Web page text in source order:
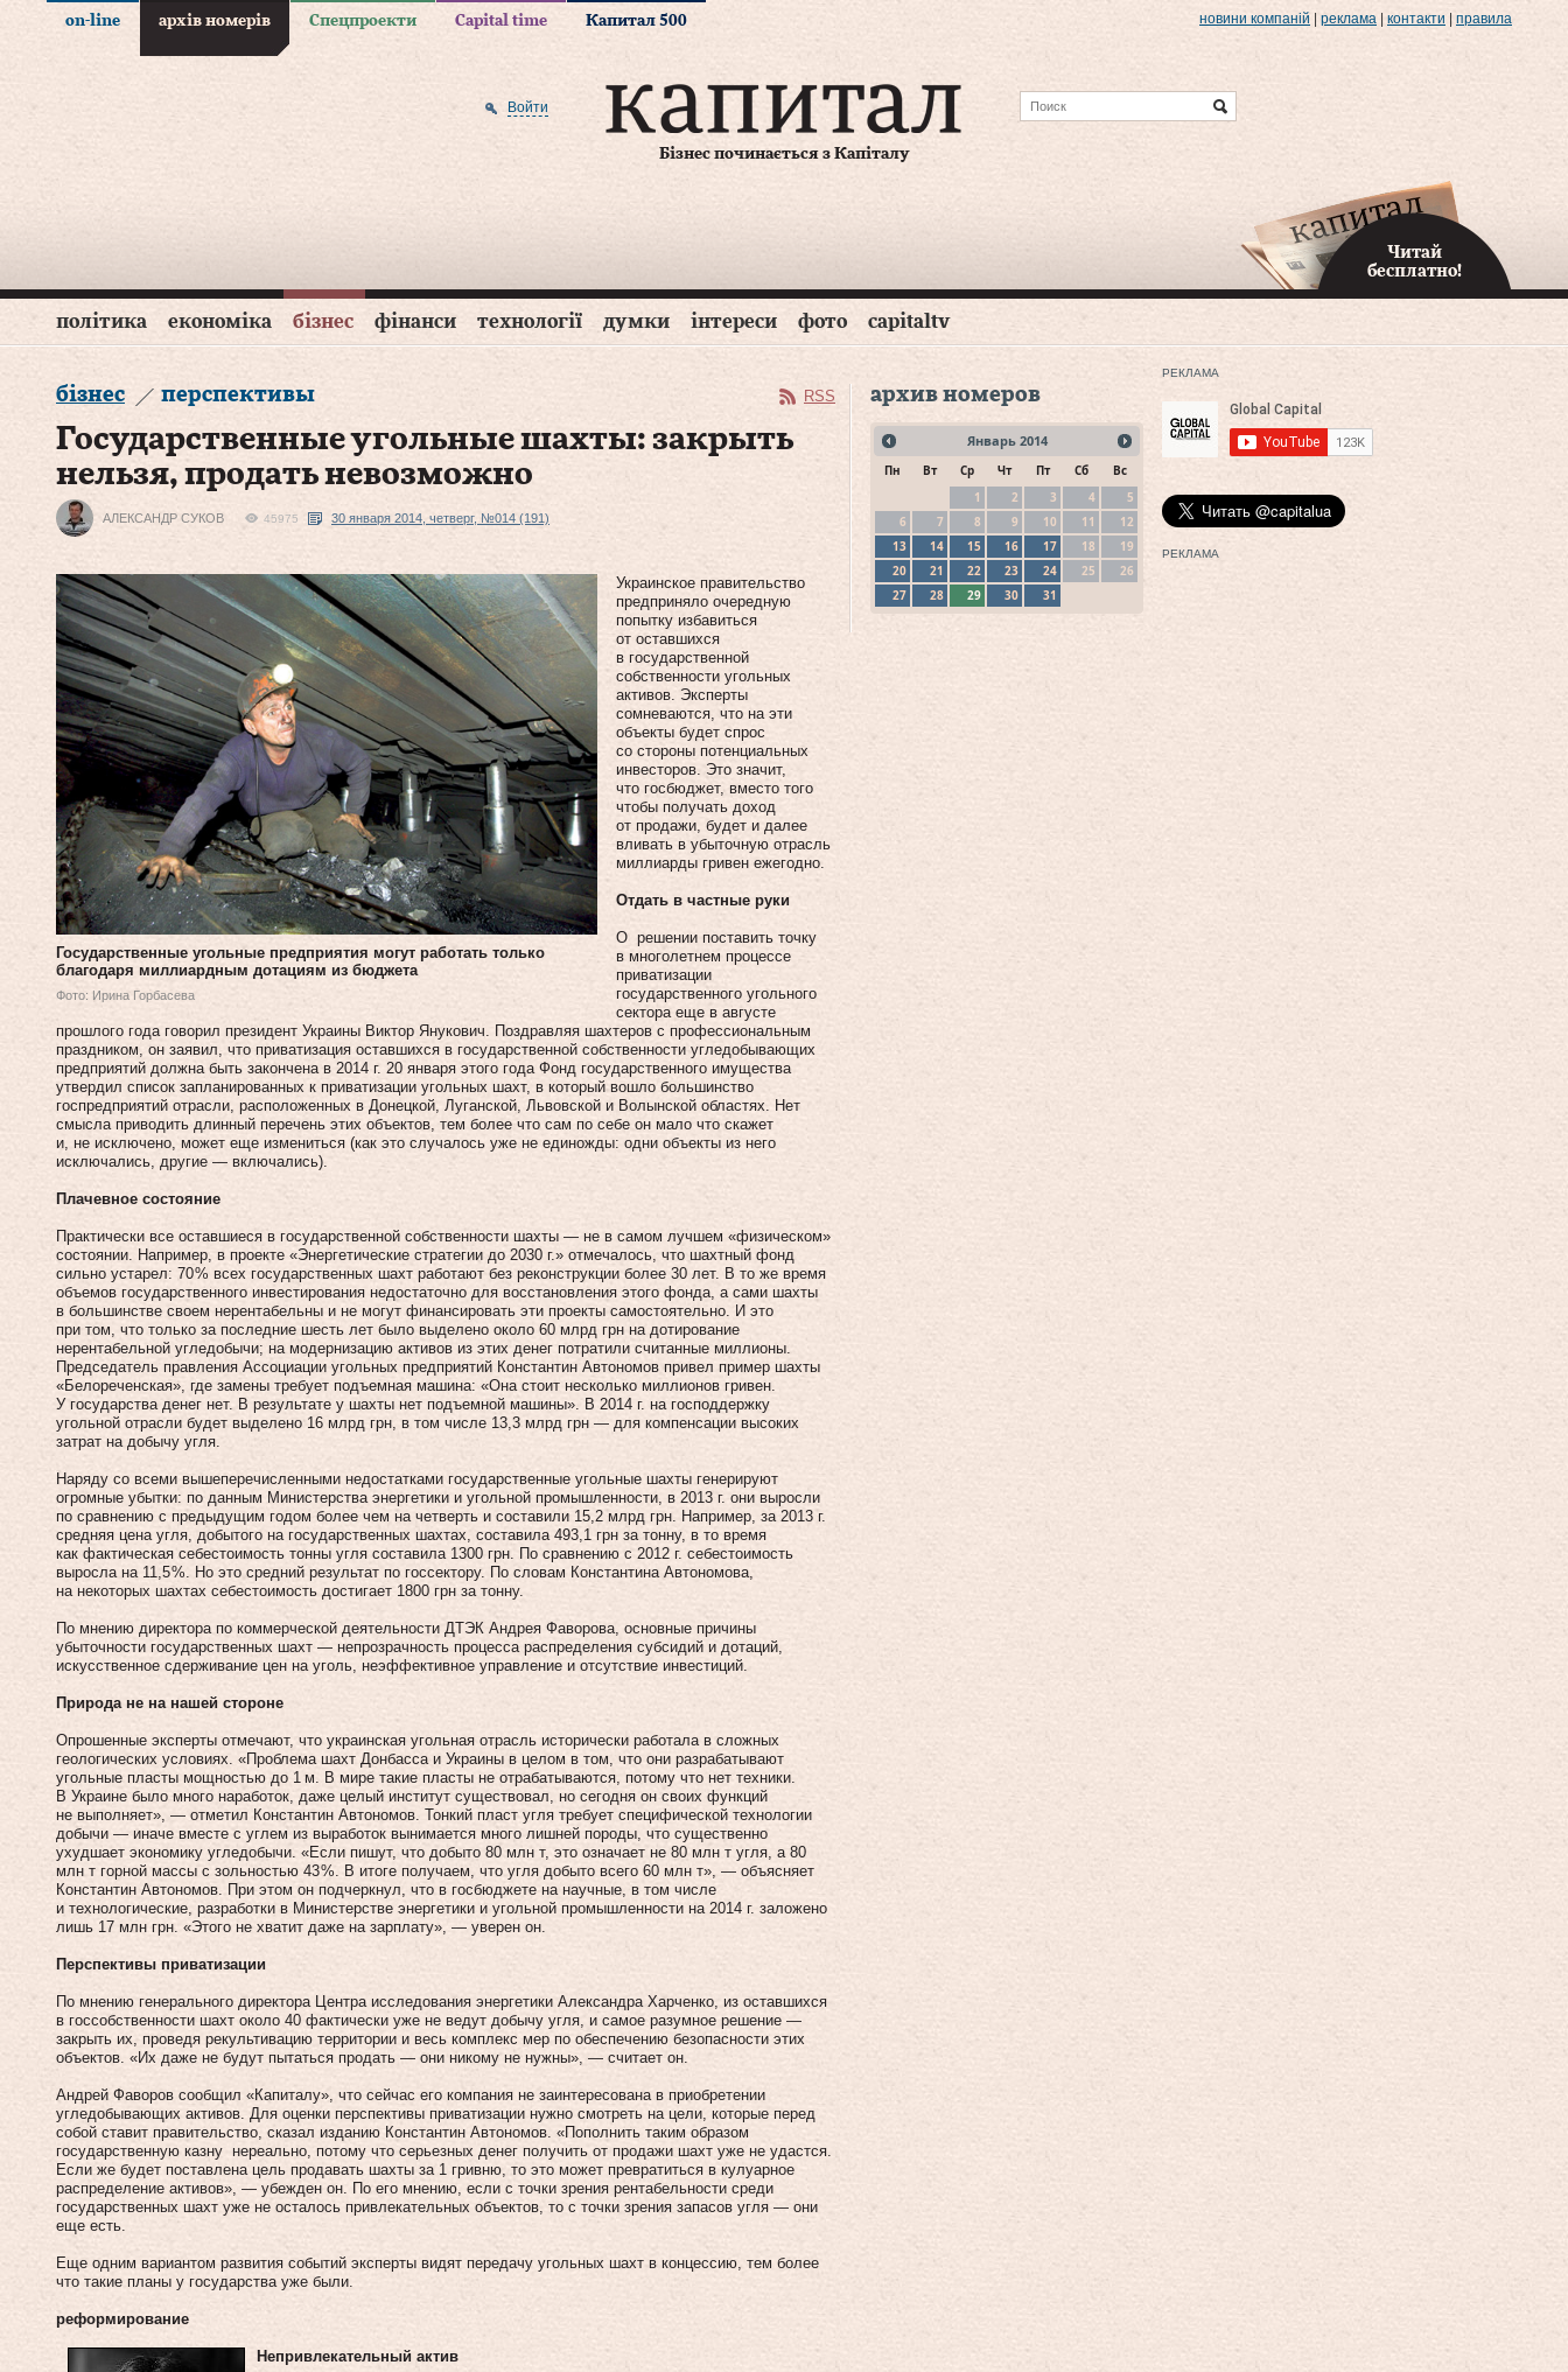
on-line архів номерів Спецпроекти Capital time Капитал 500 новини компаній реклама контакти правила
Бізнес починається з Капіталу
Войти
Читай
бесплатно!
політика економіка бізнес фінанси технології думки інтереси фото capitaltv
бізнес перспективы RSS
Государственные угольные шахты: закрыть
нельзя, продать невозможно
АЛЕКСАНДР СУКОВ 45975 30 января 2014, четверг, №014 (191)
Государственные угольные предприятия могут работать только
благодаря миллиардным дотациям из бюджета
Фото: Ирина Горбасева
Украинское правительство
предприняло очередную
попытку избавиться
от оставшихся
в государственной
собственности угольных
активов. Эксперты
сомневаются, что на эти
объекты будет спрос
со стороны потенциальных
инвесторов. Это значит,
что госбюджет, вместо того
чтобы получать доход
от продажи, будет и далее
вливать в убыточную отрасль
миллиарды гривен ежегодно.
Отдать в частные руки
О решении поставить точку
в многолетнем процессе
приватизации
государственного угольного
сектора еще в августе
прошлого года говорил президент Украины Виктор Янукович. Поздравляя шахтеров с профессиональным
праздником, он заявил, что приватизация оставшихся в государственной собственности угледобывающих
предприятий должна быть закончена в 2014 г. 20 января этого года Фонд государственного имущества
утвердил список запланированных к приватизации угольных шахт, в который вошло большинство
госпредприятий отрасли, расположенных в Донецкой, Луганской, Львовской и Волынской областях. Нет
смысла приводить длинный перечень этих объектов, тем более что сам по себе он мало что скажет
и, не исключено, может еще измениться (как это случалось уже не единожды: одни объекты из него
исключались, другие — включались).
Плачевное состояние
Практически все оставшиеся в государственной собственности шахты — не в самом лучшем «физическом»
состоянии. Например, в проекте «Энергетические стратегии до 2030 г.» отмечалось, что шахтный фонд
сильно устарел: 70 % всех государственных шахт работают без реконструкции более 30 лет. В то же время
объемов государственного инвестирования недостаточно для восстановления этого фонда, а сами шахты
в большинстве своем нерентабельны и не могут финансировать эти проекты самостоятельно. И это
при том, что только за последние шесть лет было выделено около 60 млрд грн на дотирование
нерентабельной угледобычи; на модернизацию активов из этих денег потратили считанные миллионы.
Председатель правления Ассоциации угольных предприятий Константин Автономов привел пример шахты
«Белореченская», где замены требует подъемная машина: «Она стоит несколько миллионов гривен.
У государства денег нет. В результате у шахты нет подъемной машины». В 2014 г. на господдержку
угольной отрасли будет выделено 16 млрд грн, в том числе 13,3 млрд грн — для компенсации высоких
затрат на добычу угля.
Наряду со всеми вышеперечисленными недостатками государственные угольные шахты генерируют
огромные убытки: по данным Министерства энергетики и угольной промышленности, в 2013 г. они выросли
по сравнению с предыдущим годом более чем на четверть и составили 15,2 млрд грн. Например, за 2013 г.
средняя цена угля, добытого на государственных шахтах, составила 493,1 грн за тонну, в то время
как фактическая себестоимость тонны угля составила 1300 грн. По сравнению с 2012 г. себестоимость
выросла на 11,5 %. Но это средний результат по госсектору. По словам Константина Автономова,
на некоторых шахтах себестоимость достигает 1800 грн за тонну.
По мнению директора по коммерческой деятельности ДТЭК Андрея Фаворова, основные причины
убыточности государственных шахт — непрозрачность процесса распределения субсидий и дотаций,
искусственное сдерживание цен на уголь, неэффективное управление и отсутствие инвестиций.
Природа не на нашей стороне
Опрошенные эксперты отмечают, что украинская угольная отрасль исторически работала в сложных
геологических условиях. «Проблема шахт Донбасса и Украины в целом в том, что они разрабатывают
угольные пласты мощностью до 1 м. В мире такие пласты не отрабатываются, потому что нет техники.
В Украине было много наработок, даже целый институт существовал, но сегодня он своих функций
не выполняет», — отметил Константин Автономов. Тонкий пласт угля требует специ­фической технологии
добычи — иначе вместе с углем из выработок вынимается много лишней породы, что существенно
ухудшает экономику угледобычи. «Если пишут, что добыто 80 млн т, это означает не 80 млн т угля, а 80
млн т горной массы с зольностью 43 %. В итоге получаем, что угля добыто всего 60 млн т», — объясняет
Константин Автономов. При этом он подчерк­нул, что в госбюджете на научные, в том числе
и технологические, разработки в Министерстве энергетики и угольной промышленности на 2014 г. заложено
лишь 17 млн грн. «Этого не хватит даже на зарплату», — уверен он.
Перспективы приватизации
По мнению генерального директора Центра исследования энергетики Александра Харченко, из оставшихся
в госсобственности шахт около 40 фактически уже не ведут добычу угля, и самое разумное решение —
закрыть их, проведя рекультивацию территории и весь комплекс мер по обеспечению безопасности этих
объектов. «Их даже не будут пытаться продать — они никому не нужны», — считает он.
Андрей Фаворов сообщил «Капи­талу», что сейчас его компания не заинтересована в приобретении
угледобывающих активов. Для оценки перспективы приватизации нужно смотреть на цели, которые перед
собой ставит правительство, сказал изданию Константин Автономов. «Пополнить таким образом
государственную казну нереально, потому что серьезных денег получить от продажи шахт уже не удастся.
Если же будет поставлена цель продавать шахты за 1 гривню, то это может превратиться в кулуарное
распределение активов», — убежден он. По его мнению, если с точки зрения рентабельности среди
государственных шахт уже не осталось привлекательных объектов, то с точки зрения запасов угля — они
еще есть.
Еще одним вариантом развития событий эксперты видят передачу угольных шахт в концессию, тем более
что такие планы у государства уже были.
реформирование
Непривлекательный актив
архив номеров
Январь 2014
Пн Вт Ср Чт Пт Сб
Вс
1
2 3 4
5
6
7 8 9 10 11
12
13
14 15 16 17 18
19
20
21 22 23 24 25
26
27
28 29 30 31
РЕКЛАМА
РЕКЛАМА